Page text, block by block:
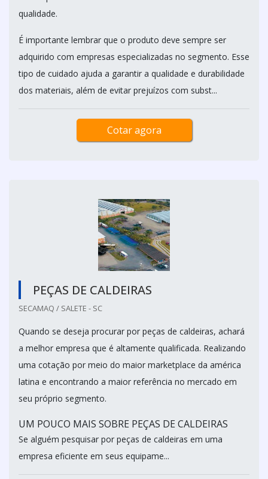
qualidade.
É importante lembrar que o produto deve sempre ser
adquirido com empresas especializadas no segmento. Esse
tipo de cuidado ajuda a garantir a qualidade e durabilidade
dos materiais, além de evitar prejuízos com subst...
Cotar agora
PEÇAS DE CALDEIRAS
SECAMAQ / SALETE - SC
Quando se deseja procurar por peças de caldeiras, achará
a melhor empresa que é altamente qualificada. Realizando
uma cotação por meio do maior marketplace da américa
latina e encontrando a maior referência no mercado em
seu próprio segmento.
UM POUCO MAIS SOBRE PEÇAS DE CALDEIRAS
Se alguém pesquisar por peças de caldeiras em uma
empresa eficiente em seus equipame...